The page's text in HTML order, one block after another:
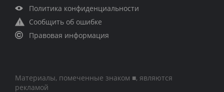
Политика конфиденциальности
Сообщить об ошибке
Правовая информация
Материалы, помеченные знаком ■, являются
рекламой